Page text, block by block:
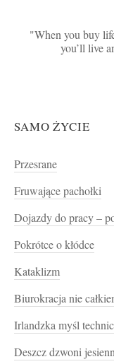
When you buy
you’ll live
SAMO ŻYCIE
Przesrane
Fruwające pachołki
Dojazdy do pracy –
Pokrótce o kłódce
Kataklizm
Biurokracja nie
Irlandzka myśl
Deszcz dzwoni